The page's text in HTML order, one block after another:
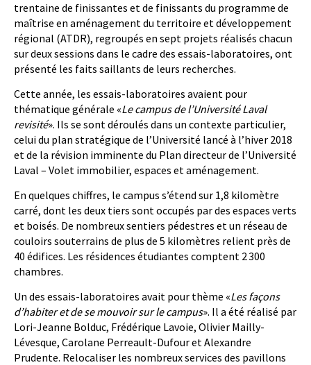
trentaine de finissantes et de finissants du programme de
maîtrise en aménagement du territoire et développement
régional (ATDR), regroupés en sept projets réalisés chacun
sur deux sessions dans le cadre des essais-laboratoires, ont
présenté les faits saillants de leurs recherches.
Cette année, les essais-laboratoires avaient pour
thématique générale «Le campus de l’Université Laval
revisité». Ils se sont déroulés dans un contexte particulier,
celui du plan stratégique de l’Université lancé à l’hiver 2018
et de la révision imminente du Plan directeur de l’Université
Laval – Volet immobilier, espaces et aménagement.
En quelques chiffres, le campus s’étend sur 1,8 kilomètre
carré, dont les deux tiers sont occupés par des espaces verts
et boisés. De nombreux sentiers pédestres et un réseau de
couloirs souterrains de plus de 5 kilomètres relient près de
40 édifices. Les résidences étudiantes comptent 2 300
chambres.
Un des essais-laboratoires avait pour thème «Les façons
d’habiter et de se mouvoir sur le campus». Il a été réalisé par
Lori-Jeanne Bolduc, Frédérique Lavoie, Olivier Mailly-
Lévesque, Carolane Perreault-Dufour et Alexandre
Prudente. Relocaliser les nombreux services des pavillons